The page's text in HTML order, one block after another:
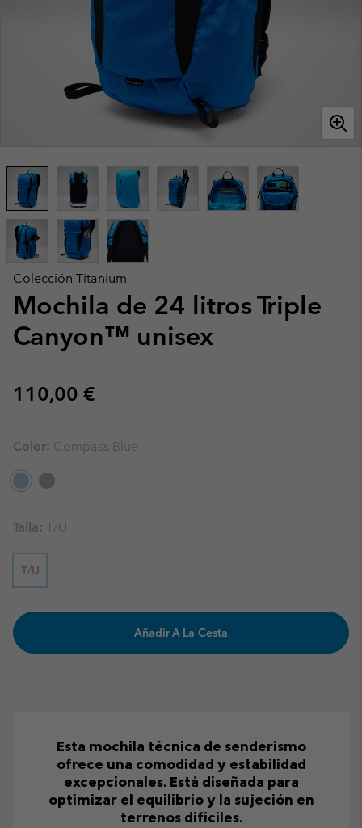
Colección Titanium
Mochila de 24 litros Triple
Canyon™ unisex
Regular price:
110,00 €
Color: Compass Blue
Talla: T/U
T/U
Añadir A La Cesta
Esta mochila técnica de senderismo
ofrece una comodidad y estabilidad
excepcionales. Está diseñada para
optimizar el equilibrio y la sujeción en
terrenos difíciles.